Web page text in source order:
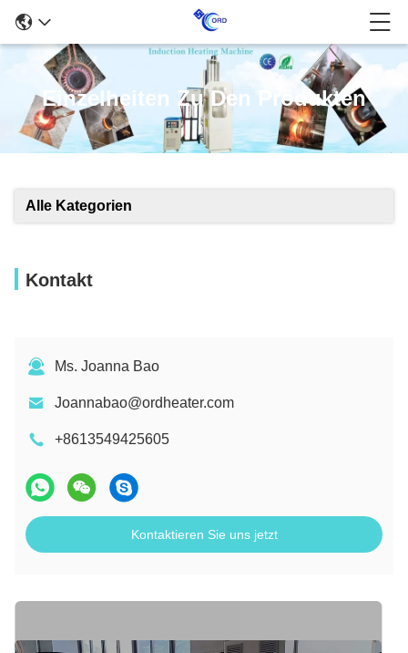
Einzelheiten Zu Den Produkten
Alle Kategorien
Kontakt
Ms. Joanna Bao
Joannabao@ordheater.com
+8613549425605
Kontaktieren Sie uns jetzt